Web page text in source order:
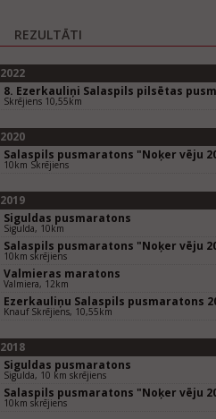
REZULTĀTI
2022
8. Ezerkauliņi Salaspils pilsētas
Skrējiens 10,55km
2020
Salaspils pusmaratons "Noķer vēju
10km Skrējiens
2019
Siguldas pusmaratons
Sigulda, 10km
Salaspils pusmaratons "Noķer vēju
10km skrējiens
Valmieras maratons
Valmiera, 12km
Ezerkauliņu Salaspils pusmaratons
Knauf Skrējiens, 10,55km
2018
Siguldas pusmaratons
Sigulda, 10 km skrējiens
Salaspils pusmaratons "Noķer vēju
10km skrējiens